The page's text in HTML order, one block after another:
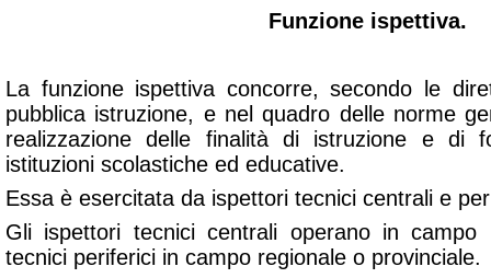
Funzione ispettiva.
La funzione ispettiva concorre, secondo le
pubblica istruzione, e nel quadro delle norme
realizzazione delle finalità di istruzione e di
istituzioni scolastiche ed educative.
Essa è esercitata da ispettori tecnici centrali e
Gli ispettori tecnici centrali operano in campo
tecnici periferici in campo regionale o provinciale.